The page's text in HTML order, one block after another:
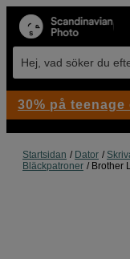
Hej, vad söker du
Startsidan Dator
Bläckpatroner
Brother
30% på